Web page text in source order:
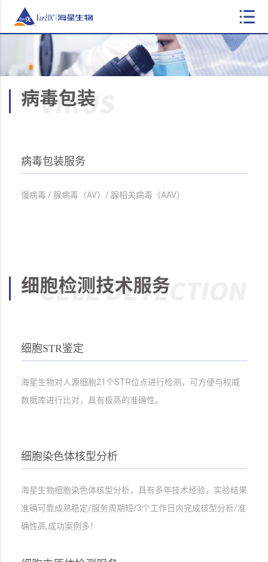
病毒包装服务
慢病毒 / 腺病毒（AV）/ 腺相关病毒（AAV）
细胞STR鉴定
海星生物对人源细胞21个STR位点进行检测，可方便与权威
数据库进行比对，具有极高的准确性。
细胞染色体核型分析
海星生物细胞染色体核型分析，具有多年技术经验，实验结果
准确可靠成熟稳定/服务周期短/3个工作日内完成核型分析/准
确性高,成功案例多！